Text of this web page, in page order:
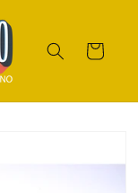
Handlekurv